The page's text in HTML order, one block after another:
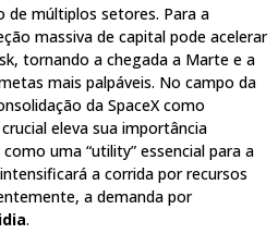
múltiplos setores. Para a
massiva de capital pode acelerar
tornando a chegada a Marte e a
mais palpáveis. No campo da
da SpaceX como
eleva sua importância
uma “utility” essencial para a
a corrida por recursos
a demanda por
.